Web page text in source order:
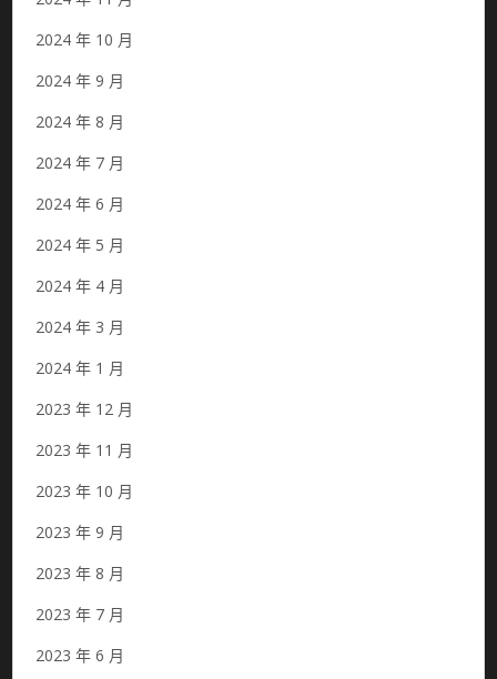
2024 年 10 月
2024 年 9 月
2024 年 8 月
2024 年 7 月
2024 年 6 月
2024 年 5 月
2024 年 4 月
2024 年 3 月
2024 年 1 月
2023 年 12 月
2023 年 11 月
2023 年 10 月
2023 年 9 月
2023 年 8 月
2023 年 7 月
2023 年 6 月